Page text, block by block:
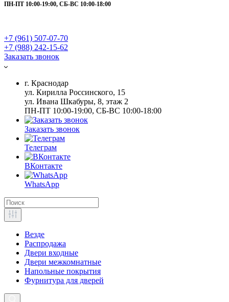
ПН-ПТ 10:00-19:00, СБ-ВС 10:00-18:00
+7 (961) 507-07-70
+7 (988) 242-15-62
Заказать звонок
г. Краснодар
ул. Кирилла Россинского, 15
ул. Ивана Шкабуры, 8, этаж 2
ПН-ПТ 10:00-19:00, СБ-ВС 10:00-18:00
Заказать звонок
Телеграм
ВКонтакте
WhatsApp
Везде
Распродажа
Двери входные
Двери межкомнатные
Напольные покрытия
Фурнитура для дверей